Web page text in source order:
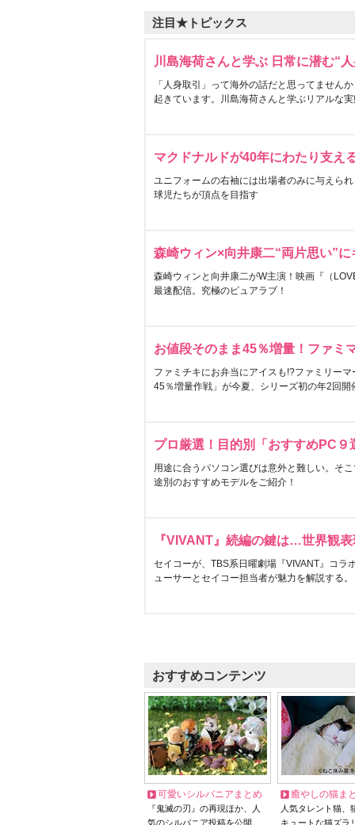
注目★トピックス
川島海荷さんと学ぶ 日常に潜む“
「人身取引」って海外の話だと思ってません
起きています。川島海荷さんと学ぶリアルな
マクドナルドが40年にわたり支え
ユニフォームの右袖には出場者のみに与えら
球児たちが頂点を目指す
森崎ウィン×向井康二“両片思い”
森崎ウィンと向井康二がW主演！映画『（
最速配信。究極のピュアラブ！
お値段そのまま45％増量！ファミ
ファミチキにお弁当にアイスも!?ファミリー
45％増量作戦」が今夏、シリーズ初の年2回開
プロ厳選！目的別「おすすめPC９
用途に合うパソコン選びは意外と難しい。そ
途別のおすすめモデルをご紹介！
『VIVANT』続編の鍵は…世界観
セイコーが、TBS系日曜劇場『VIVANT』コラ
ューサーとセイコー担当者が魅力を解説する。
おすすめコンテンツ
可愛いシルバニアまとめ
『鬼滅の刃』の再現ほか、人
気のシルバニア投稿を公開
癒やしの猫ま
人気タレント猫
キュートな猫ズラ